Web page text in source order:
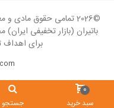
©2026 تمامی حقوق
باتیران (بازار تخفیفی
برای اهداف
سبد خرید
0
جستجو